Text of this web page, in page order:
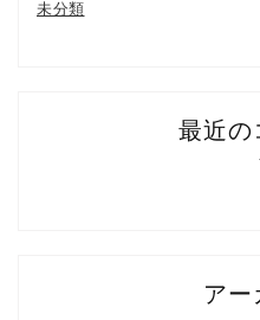
未分類
最近の
アー